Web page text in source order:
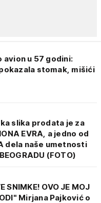
avion u 57 godini:
stomak, mišići
slika prodata je za
EVRA, a jedno od
dela naše umetnosti
(FOTO)
SNIMKE! OVO JE MOJ
Mirjana Pajković o